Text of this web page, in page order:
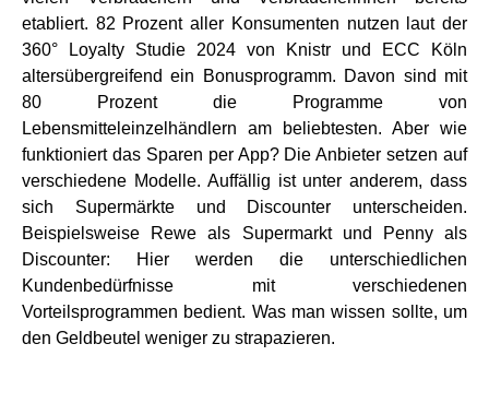
etabliert. 82 Prozent aller Konsumenten nutzen laut der
360° Loyalty Studie 2024 von Knistr und ECC Köln
altersübergreifend ein Bonusprogramm. Davon sind mit
80 Prozent die Programme von
Lebensmitteleinzelhändlern am beliebtesten. Aber wie
funktioniert das Sparen per App? Die Anbieter setzen auf
verschiedene Modelle. Auffällig ist unter anderem, dass
sich Supermärkte und Discounter unterscheiden.
Beispielsweise Rewe als Supermarkt und Penny als
Discounter: Hier werden die unterschiedlichen
Kundenbedürfnisse mit verschiedenen
Vorteilsprogrammen bedient. Was man wissen sollte, um
den Geldbeutel weniger zu strapazieren.